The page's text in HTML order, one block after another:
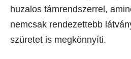
huzalos támrendszerrel,
nemcsak rendezettebb
szüretet is megkönnyíti.